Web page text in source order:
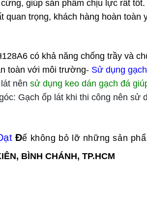
giúp sản phẩm chịu lực rất
trọng, khách hàng hoàn
có khả năng chống trầy và
toàn với môi trường- Sử dụng
nên sử dụng keo dán gạch đá
Gạch ốp lát khi thi công nên
Để không bỏ lỡ những sản
BÌNH CHÁNH, TP.HCM